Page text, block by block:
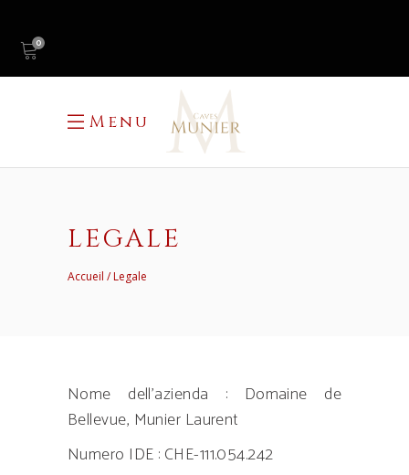
0
Menu
LEGALE
Accueil Legale
Nome dell’azienda : Domaine de
Bellevue, Munier Laurent
Numero IDE : CHE-111.054.242